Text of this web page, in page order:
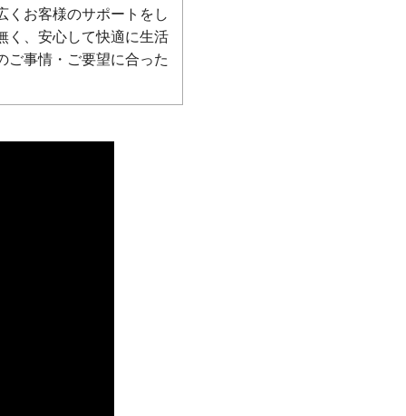
くお客様のサポートをし
く、安心して快適に生活
ご事情・ご要望に合った